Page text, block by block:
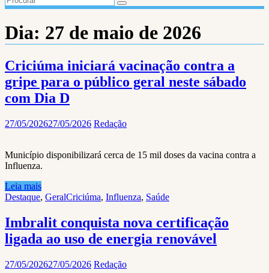
Dia: 27 de maio de 2026
Criciúma iniciará vacinação contra a
gripe para o público geral neste sábado
com Dia D
27/05/202627/05/2026 Redação
Município disponibilizará cerca de 15 mil doses da vacina contra a
Influenza.
Leia mais
Destaque, GeralCriciúma, Influenza, Saúde
Imbralit conquista nova certificação
ligada ao uso de energia renovável
27/05/202627/05/2026 Redação